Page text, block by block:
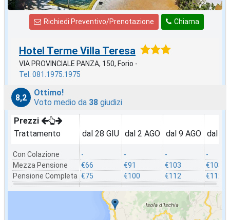
Chiama
Richiedi Preventivo/Prenotazione
Hotel Terme Villa Teresa
VIA PROVINCIALE PANZA, 150, Forio -
Tel. 081.1975.1975
8,2
Ottimo!
Voto medio da 38 giudizi
Prezzi
Trattamento
Con Colazione
Mezza Pensione
Pensione Completa
dal 28 GIU
-
€66
€75
dal 2 AGO
-
€91
€100
dal 9 AGO
-
€103
€112
dal 16
-
€103
€112